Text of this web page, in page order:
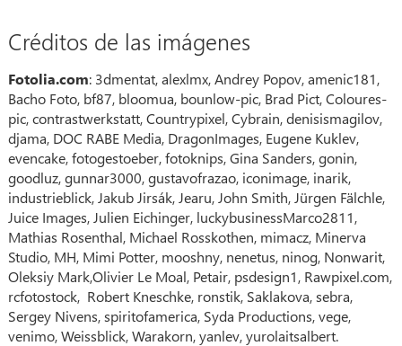
Créditos de las imágenes
Fotolia.com: 3dmentat, alexlmx, Andrey Popov, amenic181,
Bacho Foto, bf87, bloomua, bounlow-pic, Brad Pict, Coloures-
pic, contrastwerkstatt, Countrypixel, Cybrain, denisismagilov,
djama, DOC RABE Media, DragonImages, Eugene Kuklev,
evencake, fotogestoeber, fotoknips, Gina Sanders, gonin,
goodluz, gunnar3000, gustavofrazao, iconimage, inarik,
industrieblick, Jakub Jirsák, Jearu, John Smith, Jürgen Fälchle,
Juice Images, Julien Eichinger, luckybusinessMarco2811,
Mathias Rosenthal, Michael Rosskothen, mimacz, Minerva
Studio, MH, Mimi Potter, mooshny, nenetus, ninog, Nonwarit,
Oleksiy Mark,Olivier Le Moal, Petair, psdesign1, Rawpixel.com,
rcfotostock, Robert Kneschke, ronstik, Saklakova, sebra,
Sergey Nivens, spiritofamerica, Syda Productions,vege,
venimo, Weissblick, Warakorn, yanlev, yurolaitsalbert.